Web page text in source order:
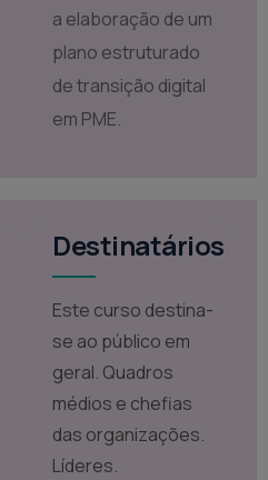
a elaboração de um
plano estruturado
de transição digital
em PME.
Destinatários
Este curso destina-
se ao público em
geral. Quadros
médios e chefias
das organizações.
Líderes.